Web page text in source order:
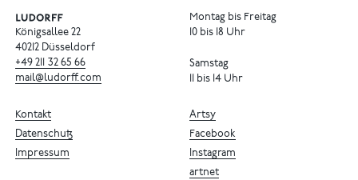
Königsallee 22
40212 Düsseldorf
+49 211 32 65 66
mail@ludorff.com
Montag bis Freitag
10 bis 18 Uhr
Samstag
11 bis 14 Uhr
Artsy
Facebook
Instagram
artnet
Kontakt
Datenschutz
Impressum